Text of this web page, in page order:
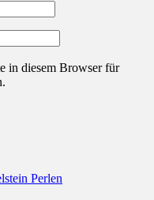
in diesem Browser für